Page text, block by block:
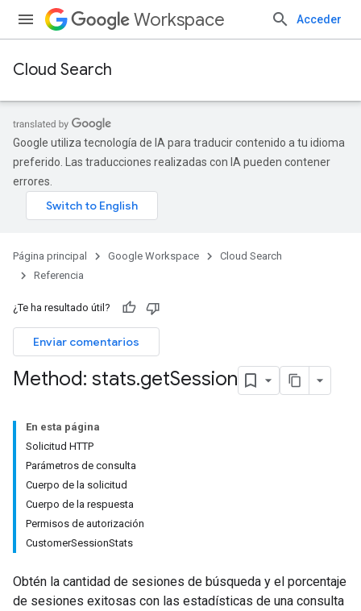
Workspace Acceder
Cloud Search
Google utiliza tecnología de IA para traducir contenido a tu idioma
preferido. Las traducciones realizadas con IA pueden contener
errores.
Página principal Google Workspace
Cloud Search
Referencia
¿Te ha resultado útil?
Enviar comentarios
Method: stats.getSession
En esta página
Solicitud HTTP
Parámetros de consulta
Cuerpo de la solicitud
Cuerpo de la respuesta
Permisos de autorización
CustomerSessionStats
Obtén la cantidad de sesiones de búsqueda y el porcentaje
de sesiones exitosas con las estadísticas de una consulta